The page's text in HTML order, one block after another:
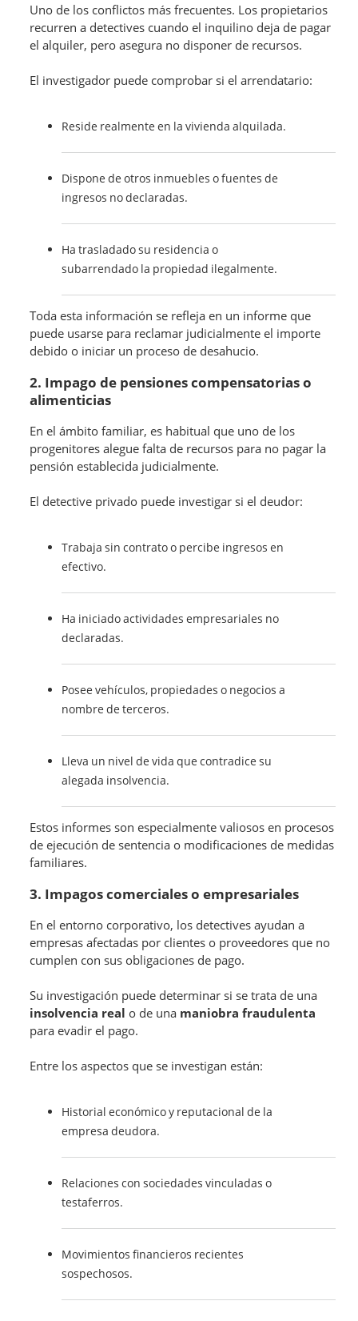
Uno de los conflictos más frecuentes. Los propietarios
recurren a detectives cuando el inquilino deja de pagar
el alquiler, pero asegura no disponer de recursos.
El investigador puede comprobar si el arrendatario:
Reside realmente en la vivienda alquilada.
Dispone de otros inmuebles o fuentes de
ingresos no declaradas.
Ha trasladado su residencia o
subarrendado la propiedad ilegalmente.
Toda esta información se refleja en un informe que
puede usarse para reclamar judicialmente el importe
debido o iniciar un proceso de desahucio.
2. Impago de pensiones compensatorias o
alimenticias
En el ámbito familiar, es habitual que uno de los
progenitores alegue falta de recursos para no pagar la
pensión establecida judicialmente.
El detective privado puede investigar si el deudor:
Trabaja sin contrato o percibe ingresos en
efectivo.
Ha iniciado actividades empresariales no
declaradas.
Posee vehículos, propiedades o negocios a
nombre de terceros.
Lleva un nivel de vida que contradice su
alegada insolvencia.
Estos informes son especialmente valiosos en procesos
de ejecución de sentencia o modificaciones de medidas
familiares.
3. Impagos comerciales o empresariales
En el entorno corporativo, los detectives ayudan a
empresas afectadas por clientes o proveedores que no
cumplen con sus obligaciones de pago.
Su investigación puede determinar si se trata de una
insolvencia real o de una maniobra fraudulenta
para evadir el pago.
Entre los aspectos que se investigan están:
Historial económico y reputacional de la
empresa deudora.
Relaciones con sociedades vinculadas o
testaferros.
Movimientos financieros recientes
sospechosos.